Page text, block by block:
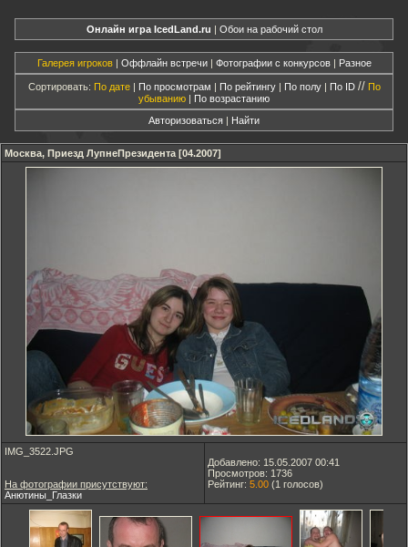
Онлайн игра IcedLand.ru | Обои на рабочий стол
Галерея игроков| Оффлайн встречи| Фотографии с конкурсов| Разное
Сортировать: По дате| По просмотрам | По рейтингу| По полу| По ID // По
убыванию | По возрастанию
Авторизоваться | Найти
Москва, Приезд ЛупнеПрезидента [04.2007]
IMG_3522.JPG
На фотографии присутствуют:
Анютины_Глазки
Добавлено: 15.05.2007 00:41
Просмотров: 1736
Рейтинг: 5.00 (1 голосов)